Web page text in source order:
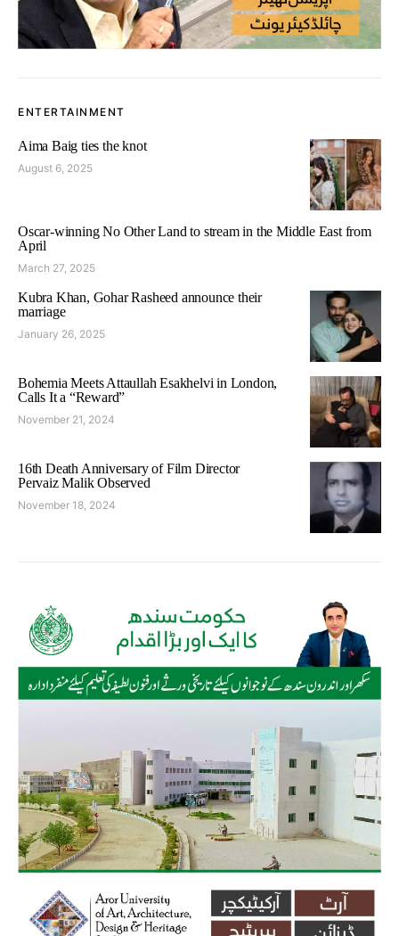
ENTERTAINMENT
Aima Baig ties the knot
August 6, 2025
Oscar-winning No Other Land to stream in the Middle East from
April
March 27, 2025
Kubra Khan, Gohar Rasheed announce their
marriage
January 26, 2025
Bohemia Meets Attaullah Esakhelvi in London,
Calls It a “Reward”
November 21, 2024
16th Death Anniversary of Film Director
Pervaiz Malik Observed
November 18, 2024